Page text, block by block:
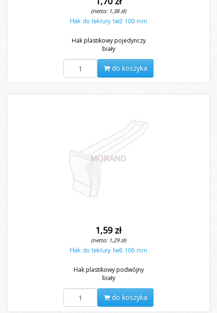
(netto: 1,38 zł)
Hak do tektury tw2 100 mm
Hak plastikowy pojedynczy
biały
do koszyka
1,59 zł
(netto: 1,29 zł)
Hak do tektury tw6 100 mm
Hak plastikowy podwójny
biały
do koszyka